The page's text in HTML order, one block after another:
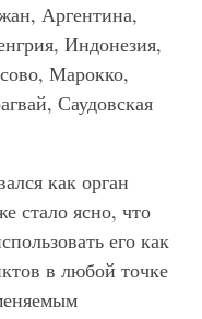
Аргентина,
Индонезия,
Марокко,
Саудовская
как орган
стало ясно, что
его как
в любой точке